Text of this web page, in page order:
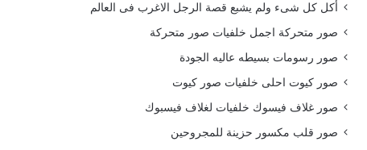
أكل كل شىء ولم يشبع قصة الرجل الاغرب فى العالم
صور متحركة اجمل خلفيات صور متحركة
صور رسومات بسيطه عاليه الجودة
صور كيوت احلى خلفيات صور كيوت
صور غلاف فيسوك خلفيات لغلاف فيسبوك
صور قلب مكسور حزينة للمجروحين